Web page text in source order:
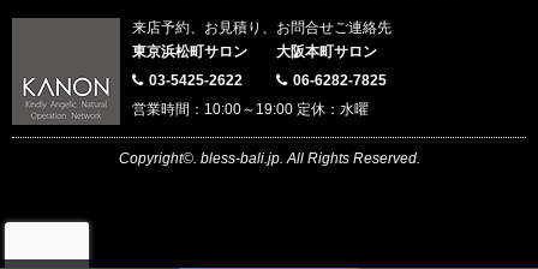
来店予約、お見積り、お問合せご連絡先
東京浜松町サロン
03-5425-2622
大阪本町サロン
06-6282-7825
営業時間：10:00～19:00 定休：水曜
Copyright©. bless-bali.jp. All Rights Reserved.